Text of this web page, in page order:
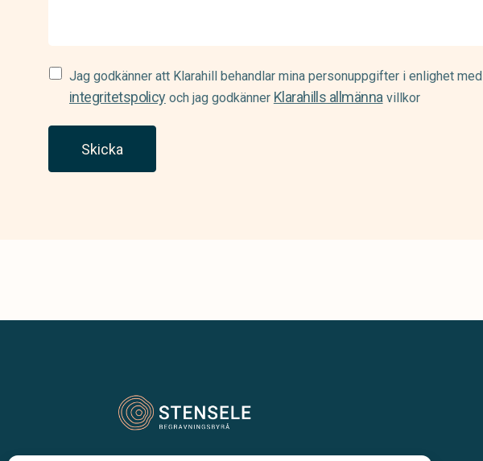
Samtycke
(Required)
Jag godkänner att Klarahill behandlar mina personuppgifter i enlighet med
integritetspolicyoch jag godkänner Klarahills allmännavillkor
Skicka